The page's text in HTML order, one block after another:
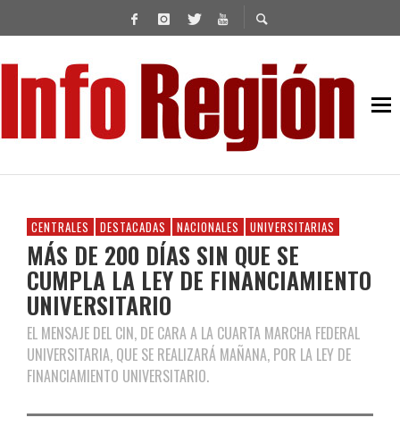
CENTRALES DESTACADAS NACIONALES UNIVERSITARIAS
MÁS DE 200 DÍAS SIN QUE SE
CUMPLA LA LEY DE FINANCIAMIENTO
UNIVERSITARIO
EL MENSAJE DEL CIN, DE CARA A LA CUARTA MARCHA FEDERAL
UNIVERSITARIA, QUE SE REALIZARÁ MAÑANA, POR LA LEY DE
FINANCIAMIENTO UNIVERSITARIO.